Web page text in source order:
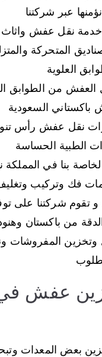
عبر شركتنا
نقل عفش واثاث
المتحركة
العلوية
من الطوابق
السعودية
نقل عفش رأس
الطبية الحساسة
بنا في
فك وتركيب
و تقوم شركتنا على
من باكستان
وتخزين المفروشات
عفش
بعض المعدات